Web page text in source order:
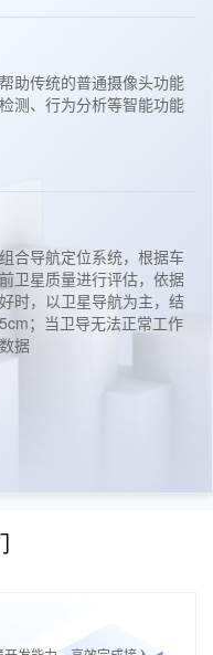
助传统的普通摄像头功能
测、行为分析等智能功能
合导航定位系统，根据车
卫星质量进行评估，依据
时，以卫星导航为主，结
；当卫导无法正常工作
据